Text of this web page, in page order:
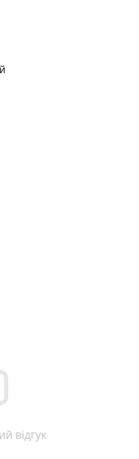
відгук